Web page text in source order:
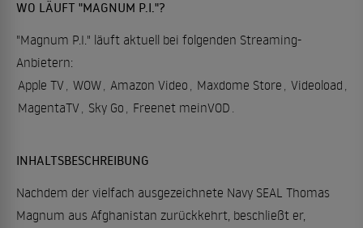
WO LÄUFT "MAGNUM P.I."?
"Magnum P.I." läuft aktuell bei folgenden Streaming-
Anbietern:
Apple TV WOW Amazon Video Maxdome Store Videoload
MagentaTV Sky Go Freenet meinVOD
INHALTSBESCHREIBUNG
Nachdem der vielfach ausgezeichnete Navy SEAL Thomas
Magnum aus Afghanistan zurückkehrt, beschließt er,